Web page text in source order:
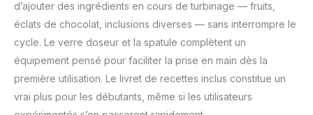
de nombreuses idées
de glaces. NOTRE
voulons que vous
soyez 100 % satisfait.
C'est pourquoi nous
proposons un service
d’ajouter des ingrédients en cours de turbinage — fruits,
éclats de chocolat, inclusions diverses — sans interrompre le
cycle. Le verre doseur et la spatule complètent un
équipement pensé pour faciliter la prise en main dès la
première utilisation. Le livret de recettes inclus constitue un
vrai plus pour les débutants, même si les utilisateurs